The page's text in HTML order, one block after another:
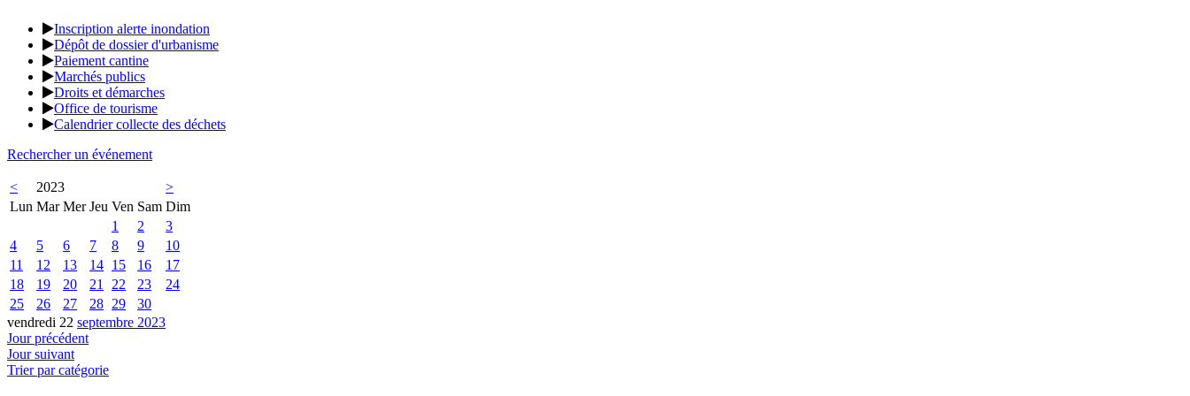
Inscription alerte inondation
Dépôt de dossier d'urbanisme
Paiement cantine
Marchés publics
Droits et démarches
Office de tourisme
Calendrier collecte des déchets
Rechercher un événement
< 2023
>
Lun Mar Mer Jeu Ven Sam Dim
1
2
3
4
5 6 7 8 9
10
11
12 13 14 15 16
17
18
19 20 21 22 23
24
25
26 27 28 29
30
vendredi 22 septembre 2023
Jour précédent
Jour suivant
Trier par catégorie